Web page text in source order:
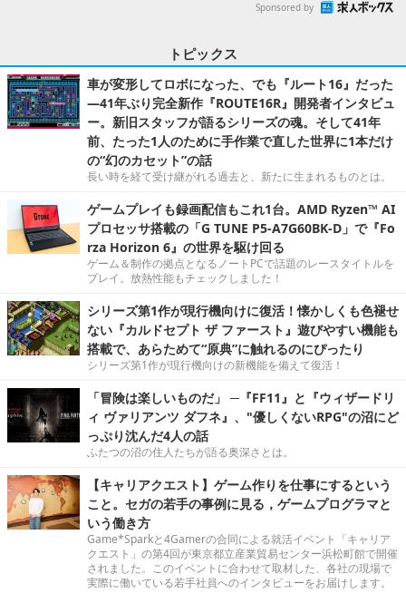
Sponsored by
トピックス
車が変形してロボになった、でも『ルート16』だった
―41年ぶり完全新作『ROUTE16R』開発者インタビュ
ー。新旧スタッフが語るシリーズの魂。そして41年
前、たった1人のために手作業で直した世界に1本だけ
の“幻のカセット”の話
長い時を経て受け継がれる過去と、新たに生まれるものとは。
ゲームプレイも録画配信もこれ1台。AMD Ryzen™ AI
プロセッサ搭載の「G TUNE P5-A7G60BK-D」で『Fo
rza Horizon 6』の世界を駆け回る
ゲーム＆制作の拠点となるノートPCで話題のレースタイトルを
プレイ。放熱性能もチェックしました！
シリーズ第1作が現行機向けに復活！懐かしくも色褪せ
ない『カルドセプト ザ ファースト』遊びやすい機能も
搭載で、あらためて“原典”に触れるのにぴったり
シリーズ第1作が現行機向けの新機能を備えて復活！
「冒険は楽しいものだ」 ─『FF11』と『ウィザードリ
ィ ヴァリアンツ ダフネ』、"優しくないRPG"の沼にど
っぷり沈んだ4人の話
ふたつの沼の住人たちが語る奥深さとは。
【キャリアクエスト】ゲーム作りを仕事にするという
こと。セガの若手の事例に見る，ゲームプログラマと
いう働き方
Game*Sparkと4Gamerの合同による就活イベント「キャリア
クエスト」の第4回が東京都立産業貿易センター浜松町館で開催
されました。このイベントに合わせて取材した、各社の現場で
実際に働いている若手社員へのインタビューをお届けします。